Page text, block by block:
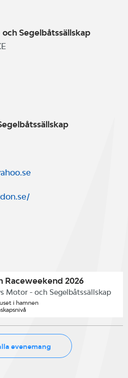
Segelbåtssällskap
Raceweekend 2026
Motor - och Segelbåtssällskap
i hamnen
evenemang